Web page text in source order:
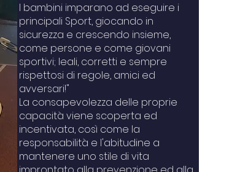
I bambini imparano ad eseguire i
principali Sport, giocando in
sicurezza e crescendo insieme,
come persone e come giovani
sportivi; leali, corretti e sempre
rispettosi di regole, amici ed
avversari!"
La consapevolezza delle proprie
capacità viene scoperta ed
incentivata, così come la
responsabilità e l'abitudine a
mantenere uno stile di vita